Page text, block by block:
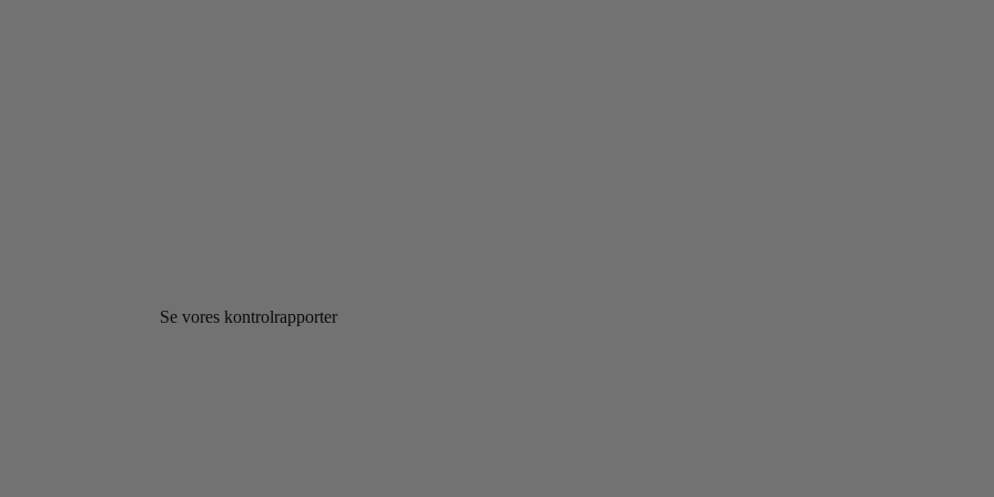
Se vores kontrolrapporter